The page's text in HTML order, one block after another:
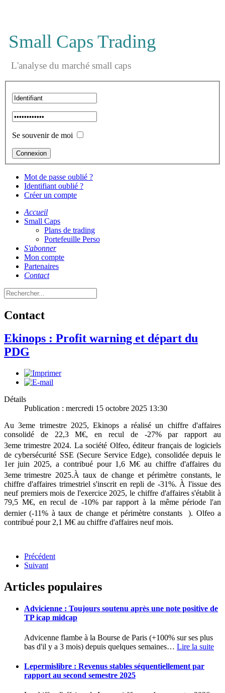
Small Caps Trading
L'analyse du marché small caps
Se souvenir de moi
Mot de passe oublié ?
Identifiant oublié ?
Créer un compte
Accueil
Small Caps
Plans de trading
Portefeuille Perso
S'abonner
Mon compte
Partenaires
Contact
Contact
Ekinops : Profit warning et départ du
PDG
Détails
Publication : mercredi 15 octobre 2025 13:30
Au 3eme trimestre 2025, Ekinops a réalisé un chiffre d'affaires
consolidé de 22,3 M€, en recul de -27% par rapport au
3eme trimestre 2024. La société Olfeo, éditeur français de logiciels
de cybersécurité SSE (Secure Service Edge), consolidée depuis le
1er juin 2025, a contribué pour 1,6 M€ au chiffre d'affaires du
3eme trimestre 2025.À taux de change et périmètre constants, le
chiffre d'affaires trimestriel s'inscrit en repli de -31%. À l'issue des
neuf premiers mois de l'exercice 2025, le chiffre d'affaires s'établit à
79,5 M€, en recul de -10% par rapport à la même période l'an
dernier (-11% à taux de change et périmètre constants
). Olfeo a
contribué pour 2,1 M€ au chiffre d'affaires neuf mois.
Précédent
Suivant
Articles populaires
Advicienne : Toujours soutenu après une note positive de
TP icap midcap
Advicenne flambe à la Bourse de Paris (+100% sur ses plus
bas d'il y a 3 mois) depuis quelques semaines… Lire la suite
Lepermislibre : Revenus stables séquentiellement par
rapport au second semestre 2025